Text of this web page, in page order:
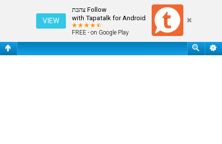
Follow צהבת
with Tapatalk for Android
FREE - on Google Play
VIEW
התחבר